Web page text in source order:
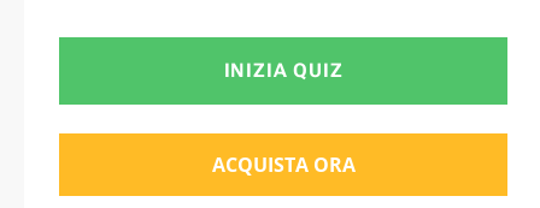
INIZIA QUIZ
ACQUISTA ORA